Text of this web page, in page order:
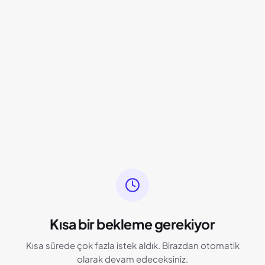
Kısa bir bekleme gerekiyor
Kısa sürede çok fazla istek aldık. Birazdan otomatik
olarak devam edeceksiniz.